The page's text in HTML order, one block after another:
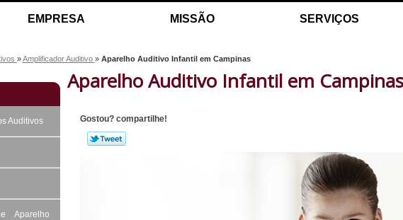
EMPRESA MISSÃO SERVIÇOS
»Amplificador Auditivo » Aparelho Auditivo Infantil em Campinas
Auditivos
Aparelho
Aparelho Auditivo Infantil em Campinas
Gostou? compartilhe!